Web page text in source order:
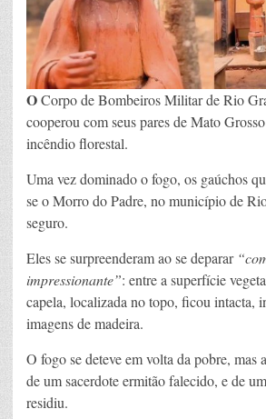
OCorpo de Bombeiros Militar de Rio
cooperou com seus pares de Mato
incêndio florestal.
Uma vez dominado o fogo, os gaúchos
se o Morro do Padre, no município de
seguro.
Eles se surpreenderam ao se deparar
impressionante”: entre a superfície
capela, localizada no topo, ficou intacta,
imagens de madeira.
O fogo se deteve em volta da pobre, mas
de um sacerdote ermitão falecido, e de
residiu.